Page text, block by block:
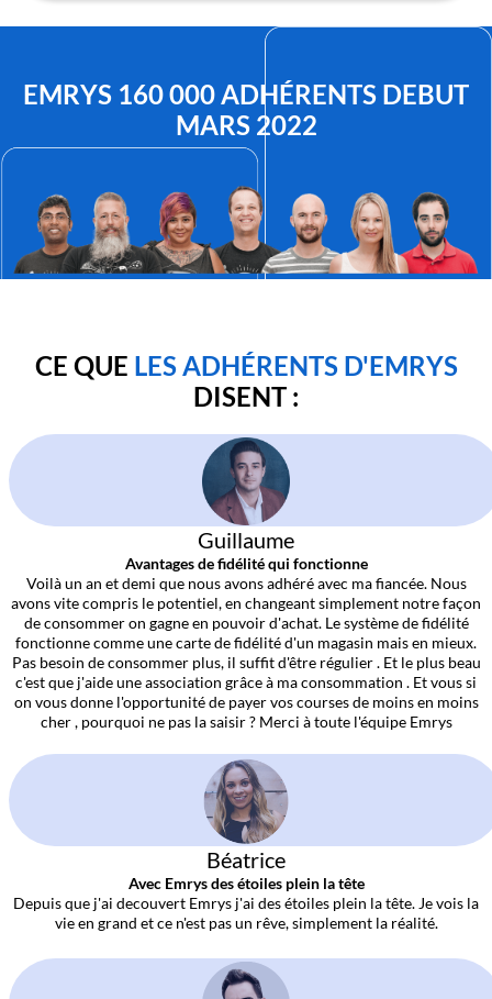
EMRYS 160 000 ADHÉRENTS DEBUT
MARS 2022
CE QUE LES ADHÉRENTS D'EMRYS
DISENT :
Guillaume
Avantages de fidélité qui fonctionne
Voilà un an et demi que nous avons adhéré avec ma fiancée. Nous
avons vite compris le potentiel, en changeant simplement notre façon
de consommer on gagne en pouvoir d'achat. Le système de fidélité
fonctionne comme une carte de fidélité d'un magasin mais en mieux.
Pas besoin de consommer plus, il suffit d'être régulier . Et le plus beau
c'est que j'aide une association grâce à ma consommation . Et vous si
on vous donne l'opportunité de payer vos courses de moins en moins
cher , pourquoi ne pas la saisir ? Merci à toute l'équipe Emrys
Béatrice
Avec Emrys des étoiles plein la tête
Depuis que j'ai decouvert Emrys j'ai des étoiles plein la tête. Je vois la
vie en grand et ce n'est pas un rêve, simplement la réalité.